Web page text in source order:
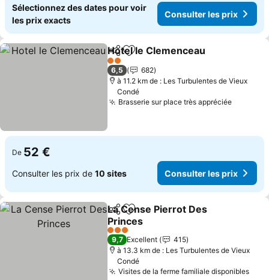
Sélectionnez des dates pour voir
les prix exacts
Consulter les prix
PartagerAjouter à mes favoris
Hotel le Clemenceau
2 Étoiles
6,5
682
à 11.2 km de : Les Turbulentes de Vieux
Condé
Brasserie sur place très appréciée
De 52 €
Consulter les prix de 10 sites Consulter les prix
PartagerAjouter à mes favoris
La Cense Pierrot Des
Princes
Consulter les prix
3 Étoiles
9,7 Excellent
415
à 13.3 km de : Les Turbulentes de Vieux
Condé
Visites de la ferme familiale disponibles